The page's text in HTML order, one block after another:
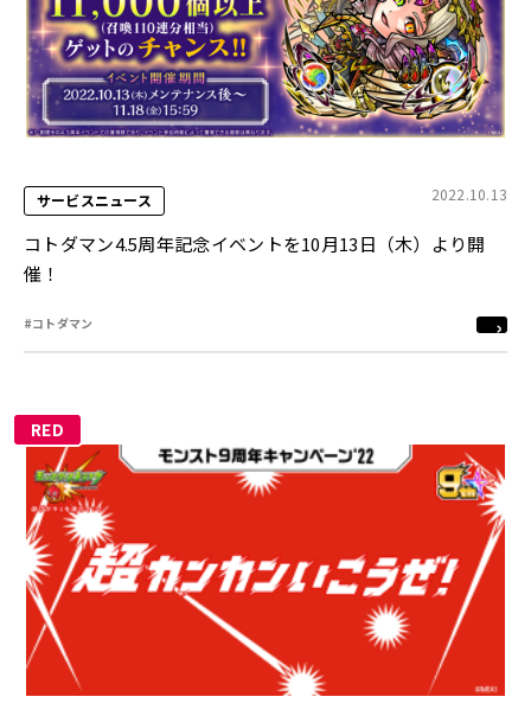
サービスニュース 2022.10.13
コトダマン4.5周年記念イベントを10月13日（木）より開
催！
#コトダマン
RED